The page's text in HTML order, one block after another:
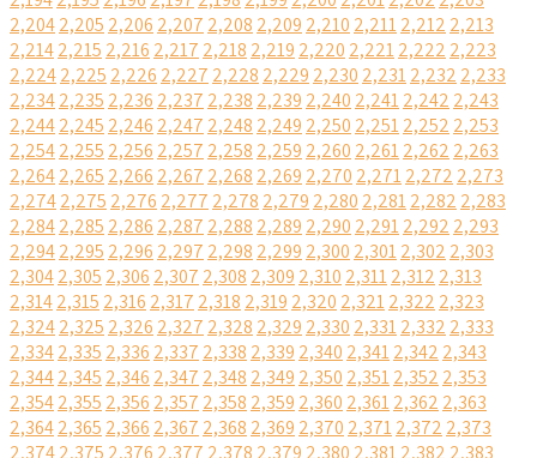
2,2042,205 2,206 2,207 2,208 2,209 2,210 2,2112,212 2,213
2,2142,215 2,216 2,217 2,218 2,219 2,220 2,2212,222 2,223
2,2242,225 2,226 2,227 2,228 2,229 2,230 2,2312,232 2,233
2,2342,235 2,236 2,237 2,238 2,239 2,240 2,2412,242 2,243
2,2442,245 2,246 2,247 2,248 2,249 2,250 2,2512,252 2,253
2,2542,255 2,256 2,257 2,258 2,259 2,260 2,2612,262 2,263
2,2642,265 2,266 2,267 2,268 2,269 2,270 2,2712,272 2,273
2,2742,275 2,276 2,277 2,278 2,279 2,280 2,2812,282 2,283
2,2842,285 2,286 2,287 2,288 2,289 2,290 2,2912,292 2,293
2,2942,295 2,296 2,297 2,298 2,299 2,300 2,3012,302 2,303
2,3042,305 2,306 2,307 2,308 2,309 2,310 2,3112,312 2,313
2,3142,315 2,316 2,317 2,318 2,319 2,320 2,3212,322 2,323
2,3242,325 2,326 2,327 2,328 2,329 2,330 2,3312,332 2,333
2,3342,335 2,336 2,337 2,338 2,339 2,340 2,3412,342 2,343
2,3442,345 2,346 2,347 2,348 2,349 2,350 2,3512,352 2,353
2,3542,355 2,356 2,357 2,358 2,359 2,360 2,3612,362 2,363
2,3642,365 2,366 2,367 2,368 2,369 2,370 2,3712,372 2,373